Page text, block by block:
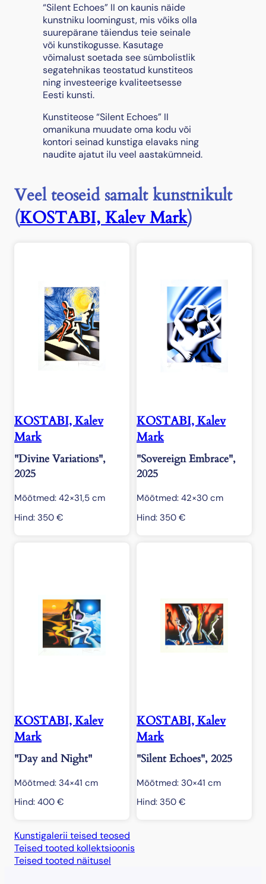
“Silent Echoes” II on kaunis näide
kunstniku loomingust, mis võiks olla
suurepärane täiendus teie seinale
või kunstikogusse. Kasutage
võimalust soetada see sümbolistlik
segatehnikas teostatud kunstiteos
ning investeerige kvaliteetsesse
Eesti kunsti.
Kunstiteose “Silent Echoes” II
omanikuna muudate oma kodu või
kontori seinad kunstiga elavaks ning
naudite ajatut ilu veel aastakümneid.
Veel teoseid samalt kunstnikult
(KOSTABI, Kalev Mark)
KOSTABI, Kalev
Mark
"Divine Variations",
2025
Mõõtmed: 42×31,5 cm
Hind: 350 €
KOSTABI, Kalev
Mark
"Sovereign Embrace",
2025
Mõõtmed: 42×30 cm
Hind: 350 €
KOSTABI, Kalev
Mark
"Day and Night"
Mõõtmed: 34×41 cm
Hind: 400 €
KOSTABI, Kalev
Mark
"Silent Echoes", 2025
Mõõtmed: 30×41 cm
Hind: 350 €
Kunstigalerii teised teosed
Teised tooted kollektsioonis
Teised tooted näitusel